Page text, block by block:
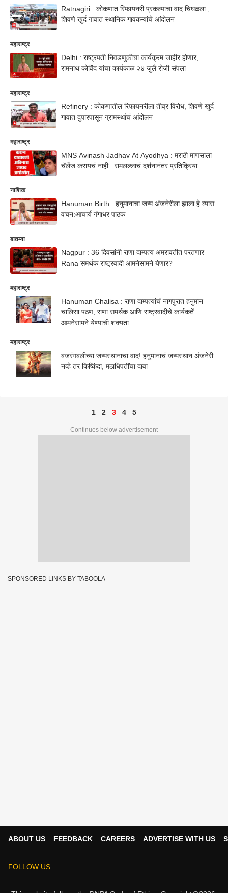
Ratnagiri : कोकणात रिफायनरी प्रकल्पाचा वाद चिघळला ,
शिवणे खुर्द गावात स्थानिक गावकऱ्यांचे आंदोलन
महाराष्ट्र
Delhi : राष्ट्रपती निवडणुकीचा कार्यक्रम जाहीर होणार,
रामनाथ कोविंद यांचा कार्यकाळ २४ जुलै रोजी संपला
महाराष्ट्र
Refinery : कोकणातील रिफायनरीला तीव्र विरोध, शिवणे खुर्द
गावात दुपारपासून ग्रामस्थांचं आंदोलन
महाराष्ट्र
MNS Avinash Jadhav At Ayodhya : मराठी माणसाला
चॅलेंज करायचं नाही : रामलल्लाचं दर्शनानंतर प्रतिक्रिया
नाशिक
Hanuman Birth : हनुमानाचा जन्म अंजनेरीला झाला हे व्यास
वचन:आचार्य गंगाधर पाठक
बातम्या
Nagpur : 36 दिवसांनी राणा दाम्पत्य अमरावतीत परतणार
Rana समर्थक राष्ट्रवादी आमनेसामने येणार?
महाराष्ट्र
Hanuman Chalisa : राणा दाम्पत्यांचं नागपुरात हनुमान
चालिसा पठण; राणा समर्थक आणि राष्ट्रवादीचे कार्यकर्ते
आमनेसामने येण्याची शक्यता
महाराष्ट्र
बजरंगबलीच्या जन्मस्थानाचा वाद! हनुमानाचं जन्मस्थान अंजनेरी
नव्हे तर किष्किंदा, मठाधिपतींचा दावा
1 2 3 4 5
Continues below advertisement
SPONSORED LINKS BY TABOOLA
ABOUT US FEEDBACK CAREERS ADVERTISE WITH US
FOLLOW US